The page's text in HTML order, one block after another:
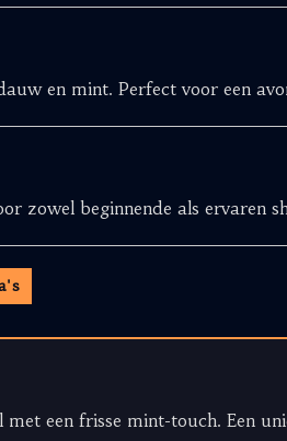
en mint. Perfect voor een
zowel beginnende als ervaren
een frisse mint-touch. Een